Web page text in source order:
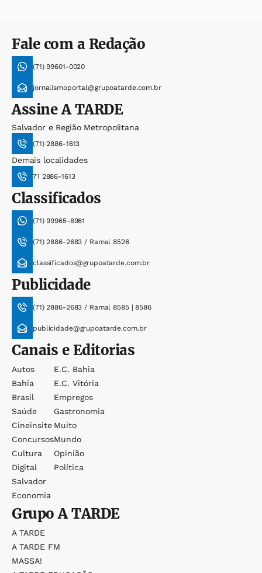
Fale com a Redação
(71) 99601-0020
jornalismoportal@grupoatarde.com.br
AssineA TARDE
Salvador e Região Metropolitana
(71) 2886-1613
Demais localidades
71 2886-1613
Classificados
(71) 99965-8961
(71) 2886-2683 / Ramal 8526
classificados@grupoatarde.com.br
Publicidade
(71) 2886-2683 / Ramal 8585 | 8586
publicidade@grupoatarde.com.br
Canais e Editorias
Autos
Bahia
Brasil
Saúde
Cineinsite
Concursos
Cultura
Digital
Salvador
Economia
E.c. Bahia
E.c. Vitória
Empregos
Gastronomia
Muito
Mundo
Opinião
Política
GrupoA TARDE
A TARDE
A TARDE FM
MASSA!